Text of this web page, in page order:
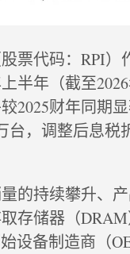
票代码：RPI）
半年（截至
2025财年同期
，调整后息税
的持续攀升、
存储器（
设备制造商（